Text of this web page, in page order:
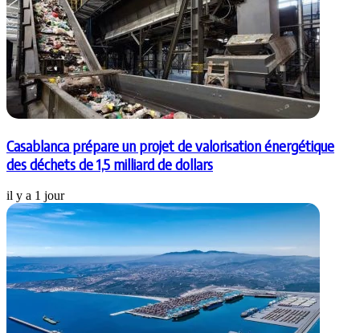
Casablanca prépare un projet de valorisation énergétique
des déchets de 1,5 milliard de dollars
il y a 1 jour